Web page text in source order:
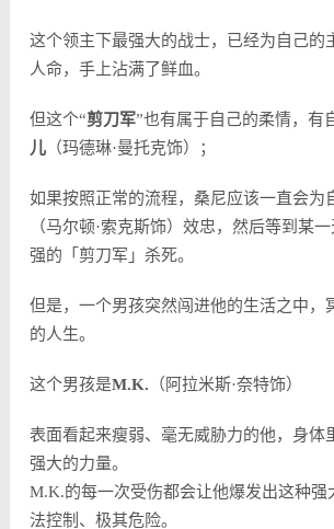
这个领主下最强大的战士，已经为自己的
人命，手上沾满了鲜血。
但这个“剪刀军”也有属于自己的柔情，有
儿（玛德琳·曼托克饰）；
如果按照正常的流程，桑尼应该一直会为
（马尔顿·索克斯饰）效忠，然后等到某
强的「剪刀军」杀死。
但是，一个男孩突然闯进他的生活之中，
的人生。
这个男孩是M.K. （阿拉米斯·奈特饰）
表面看起来瘦弱、毫无威胁力的他，身体
强大的力量。
M.K.的每一次受伤都会让他爆发出这种强
法控制、极其危险。